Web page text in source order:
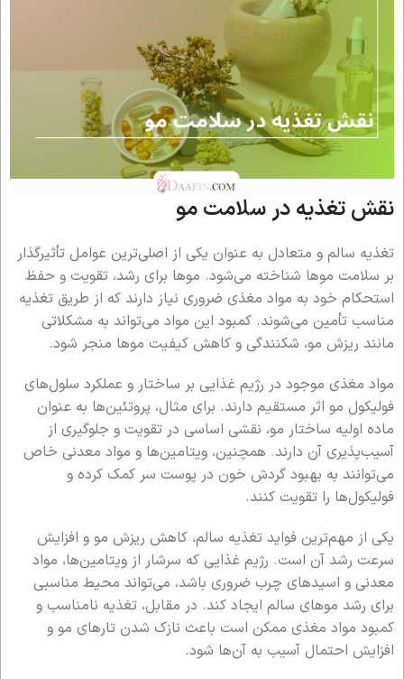
نقش تغذیه در سلامت مو
تغذیه سالم و متعادل به عنوان یکی از اصلی‌ترین عوامل تأثیرگذار
بر سلامت موها شناخته می‌شود. موها برای رشد، تقویت و حفظ
استحکام خود به مواد مغذی ضروری نیاز دارند که از طریق تغذیه
مناسب تأمین می‌شوند. کمبود این مواد می‌تواند به مشکلاتی
مانند ریزش مو، شکنندگی و کاهش کیفیت موها منجر شود.
مواد مغذی موجود در رژیم غذایی بر ساختار و عملکرد سلول‌های
فولیکول مو اثر مستقیم دارند. برای مثال، پروتئین‌ها به عنوان
ماده اولیه ساختار مو، نقشی اساسی در تقویت و جلوگیری از
آسیب‌پذیری آن دارند. همچنین، ویتامین‌ها و مواد معدنی خاص
می‌توانند به بهبود گردش خون در پوست سر کمک کرده و
فولیکول‌ها را تقویت کنند.
یکی از مهم‌ترین فواید تغذیه سالم، کاهش ریزش مو و افزایش
سرعت رشد آن است. رژیم غذایی که سرشار از ویتامین‌ها، مواد
معدنی و اسیدهای چرب ضروری باشد، می‌تواند محیط مناسبی
برای رشد موهای سالم ایجاد کند. در مقابل، تغذیه نامناسب و
کمبود مواد مغذی ممکن است باعث نازک شدن تارهای مو و
افزایش احتمال آسیب به آن‌ها شود.